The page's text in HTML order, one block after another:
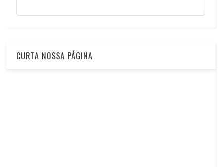
CURTA NOSSA PÁGINA